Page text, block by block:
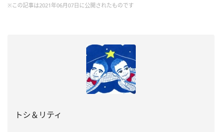
※この記事は2021年06月07日に公開されたものです
トシ＆リティ